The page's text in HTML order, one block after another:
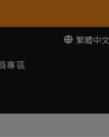
繁體中文
專區